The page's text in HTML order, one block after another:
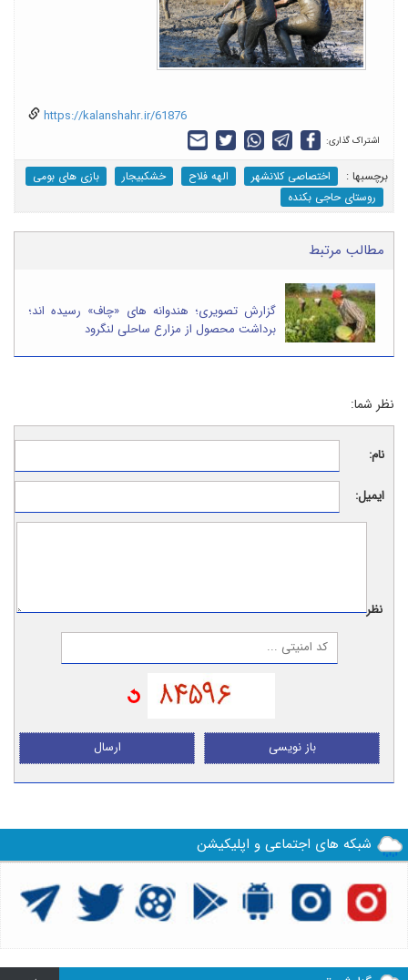
https://kalanshahr.ir/61876
اشتراک گذاری:
برچسب‎ها : اختصاصی کلانشهر الهه فلاح خشکبیجار
بازی های بومی
روستای حاجی بکنده
مطالب مرتبط
گزارش تصویری؛ هندوانه های «چاف» رسیده اند؛
برداشت محصول از مزارع ساحلی لنگرود
نظر شما:
نام:
ایمیل:
نظر:
ارسال باز نویسی
شبکه های اجتماعی و اپلیکیشن